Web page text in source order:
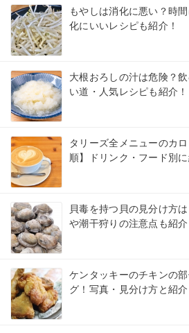
もやしは消化に悪い？時
化にいいレシピも紹介！
大根おろしの汁は危険？
い道・人気レシピも紹介！
タリーズ全メニューのカ
順】ドリンク・フード別に
貝毒を持つ貝の見分け方
や潮干狩りの注意点も紹介
ケンタッキーのチキンの
グ！写真・見分け方と紹介